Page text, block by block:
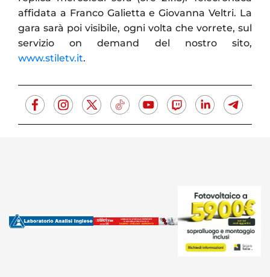
affidata a Franco Galietta e Giovanna Veltri. La
gara sarà poi visibile, ogni volta che vorrete, sul
servizio on demand del nostro sito,
www.stiletv.it.